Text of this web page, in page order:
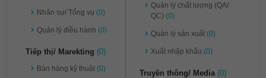
Nhân sự/ Tổng vụ (0)
Quản lý điều hành (0)
Tiếp thị/ Marekting (0)
Bán hàng kỹ thuật (0)
Quản lý chất lượng (QA/
QC) (0)
Quản lý sản xuất (0)
Xuất nhập khẩu (0)
Truyền thông/ Media (0)